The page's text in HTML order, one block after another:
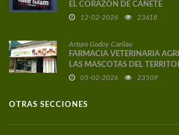
EL CORAZÓN DE CAÑETE
12-02-2026 23618
Arturo Godoy Carilao
FARMACIA VETERINARIA
LAS MASCOTAS DEL
05-02-2026 23509
OTRAS SECCIONES